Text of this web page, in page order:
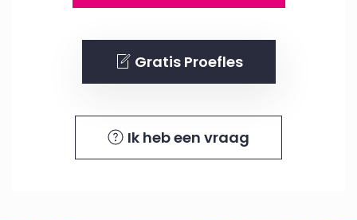
Gratis Proefles
Ik heb een vraag